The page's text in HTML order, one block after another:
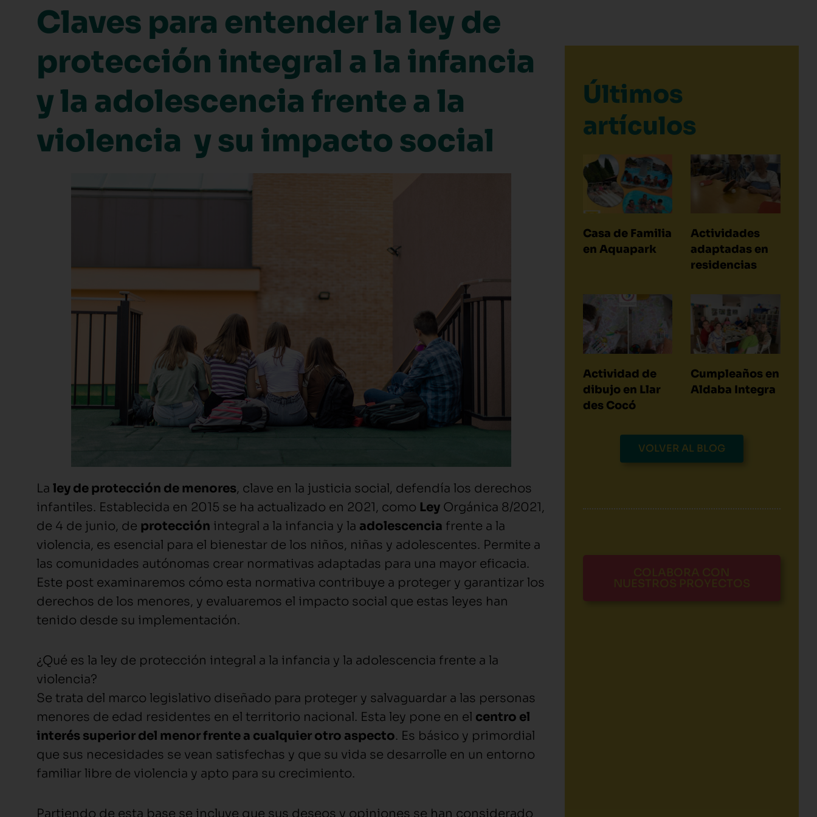
Claves para entender la ley de
protección integral a la infancia
y la adolescencia frente a la
violencia y su impacto social
La ley de protección de menores, clave en la justicia social, defendía los derechos
infantiles. Establecida en 2015 se ha actualizado en 2021, como Ley Orgánica 8/2021,
de 4 de junio, de protección integral a la infancia y la adolescencia frente a la
violencia, es esencial para el bienestar de los niños, niñas y adolescentes. Permite a
las comunidades autónomas crear normativas adaptadas para una mayor eficacia.
Este post examinaremos cómo esta normativa contribuye a proteger y garantizar los
derechos de los menores, y evaluaremos el impacto social que estas leyes han
tenido desde su implementación.
¿Qué es la ley de protección integral a la infancia y la adolescencia frente a la
violencia?
Se trata del marco legislativo diseñado para proteger y salvaguardar a las personas
menores de edad residentes en el territorio nacional. Esta ley pone en el centro el
interés superior del menor frente a cualquier otro aspecto. Es básico y primordial
que sus necesidades se vean satisfechas y que su vida se desarrolle en un entorno
familiar libre de violencia y apto para su crecimiento.
Partiendo de esta base se incluye que sus deseos y opiniones se han considerado
Últimos
artículos
Casa de Familia
en Aquapark
Actividades
adaptadas en
residencias
Actividad de
dibujo en Llar
des Cocó
Cumpleaños en
Aldaba Integra
VOLVER AL BLOG
COLABORA CON
NUESTROS PROYECTOS